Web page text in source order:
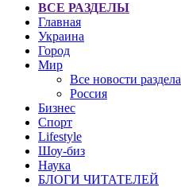
ВСЕ РАЗДЕЛЫ
Главная
Украина
Город
Мир
Все новости раздела
Россия
Бизнес
Спорт
Lifestyle
Шоу-биз
Наука
БЛОГИ ЧИТАТЕЛЕЙ